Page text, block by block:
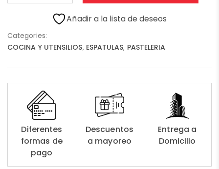
Añadir a la lista de deseos
Categories:
COCINA Y UTENSILIOS, ESPATULAS, PASTELERIA
Diferentes
formas de
pago
Descuentos
a mayoreo
Entrega a
Domicilio